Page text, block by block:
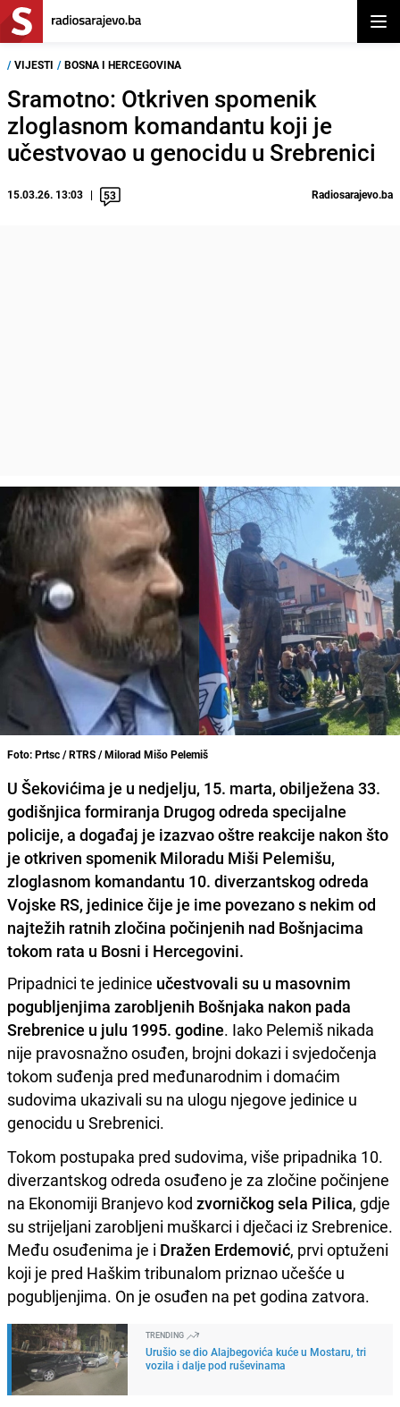
/ VIJESTI / BOSNA I HERCEGOVINA
Sramotno: Otkriven spomenik
zloglasnom komandantu koji je
učestvovao u genocidu u Srebrenici
15.03.26. 13:03 53 Radiosarajevo.ba
Foto: Prtsc / RTRS / Milorad Mišo Pelemiš
U Šekovićima je u nedjelju, 15. marta, obilježena 33.
godišnjica formiranja Drugog odreda specijalne
policije, a događaj je izazvao oštre reakcije nakon što
je otkriven spomenik Miloradu Miši Pelemišu,
zloglasnom komandantu 10. diverzantskog odreda
Vojske RS, jedinice čije je ime povezano s nekim od
najtežih ratnih zločina počinjenih nad Bošnjacima
tokom rata u Bosni i Hercegovini.
Pripadnici te jedinice učestvovali su u masovnim
pogubljenjima zarobljenih Bošnjaka nakon pada
Srebrenice u julu 1995. godine. Iako Pelemiš nikada
nije pravosnažno osuđen, brojni dokazi i svjedočenja
tokom suđenja pred međunarodnim i domaćim
sudovima ukazivali su na ulogu njegove jedinice u
genocidu u Srebrenici.
Tokom postupaka pred sudovima, više pripadnika 10.
diverzantskog odreda osuđeno je za zločine počinjene
na Ekonomiji Branjevo kod zvorničkog sela Pilica, gdje
su strijeljani zarobljeni muškarci i dječaci iz Srebrenice.
Među osuđenima je i Dražen Erdemović, prvi optuženi
koji je pred Haškim tribunalom priznao učešće u
pogubljenjima. On je osuđen na pet godina zatvora.
TRENDING
Urušio se dio Alajbegovića kuće u Mostaru, tri
vozila i dalje pod ruševinama